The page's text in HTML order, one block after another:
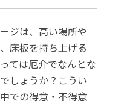
ジは、高い場所や
床板を持ち上げる
ては厄介でなんとな
しょうか？こうい
での得意・不得意